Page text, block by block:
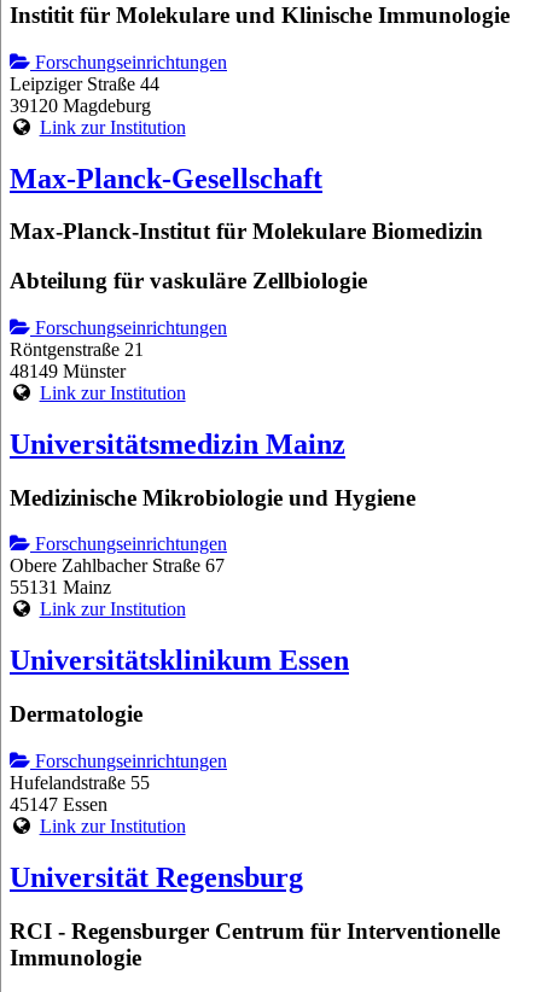
Institit für Molekulare und Klinische Immunologie
Forschungseinrichtungen
Leipziger Straße 44
39120 Magdeburg
Link zur Institution
Max-Planck-Gesellschaft
Max-Planck-Institut für Molekulare Biomedizin
Abteilung für vaskuläre Zellbiologie
Forschungseinrichtungen
Röntgenstraße 21
48149 Münster
Link zur Institution
Universitätsmedizin Mainz
Medizinische Mikrobiologie und Hygiene
Forschungseinrichtungen
Obere Zahlbacher Straße 67
55131 Mainz
Link zur Institution
Universitätsklinikum Essen
Dermatologie
Forschungseinrichtungen
Hufelandstraße 55
45147 Essen
Link zur Institution
Universität Regensburg
RCI - Regensburger Centrum für Interventionelle
Immunologie